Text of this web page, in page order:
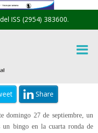
ISS (2954) 383600.
Share
domingo 27 de septiembre, un
un bingo en la cuarta ronda de